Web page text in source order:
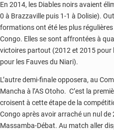
En 2014, les Diables noirs avaient
0 à Brazzaville puis 1-1 à Dolisie).
formations ont été les plus
Congo. Elles se sont affrontées à
victoires partout (2012 et 2015 pour
pour les Fauves du Niari).
L’autre demi-finale opposera, au
Mancha à l’AS Otoho. C’est la
croisent à cette étape de la
Congo après avoir arraché un nul
Massamba-Débat. Au match aller